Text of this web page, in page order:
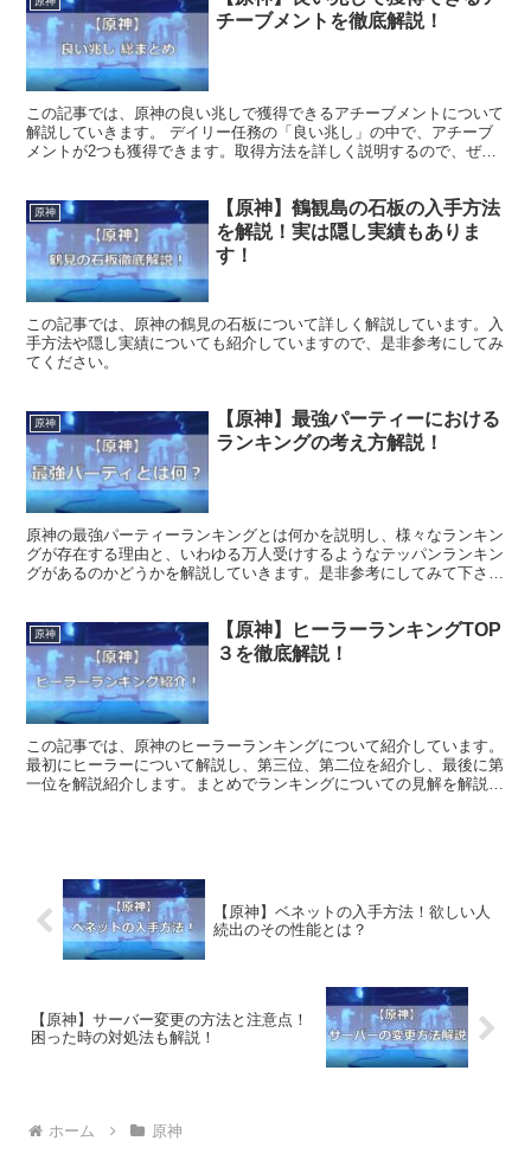
チーブメントを徹底解説！
この記事では、原神の良い兆しで獲得できるアチーブメントについて
解説していきます。 デイリー任務の「良い兆し」の中で、アチーブ
メントが2つも獲得できます。取得方法を詳しく説明するので、ぜひ
原神
【原神】鶴観島の石板の入手方法
を解説！実は隠し実績もありま
す！
この記事では、原神の鶴見の石板について詳しく解説しています。入
手方法や隠し実績についても紹介していますので、是非参考にしてみ
てください。
原神
【原神】最強パーティーにおける
ランキングの考え方解説！
原神の最強パーティーランキングとは何かを説明し、様々なランキン
グが存在する理由と、いわゆる万人受けするようなテッパンランキン
グがあるのかどうかを解説していきます。是非参考にしてみて下さ
原神
【原神】ヒーラーランキングTOP
３を徹底解説！
この記事では、原神のヒーラーランキングについて紹介しています。
最初にヒーラーについて解説し、第三位、第二位を紹介し、最後に第
一位を解説紹介します。まとめでランキングについての見解を解説し
【原神】ベネットの入手方法！欲しい人
続出のその性能とは？
【原神】サーバー変更の方法と注意点！
困った時の対処法も解説！
ホーム 原神